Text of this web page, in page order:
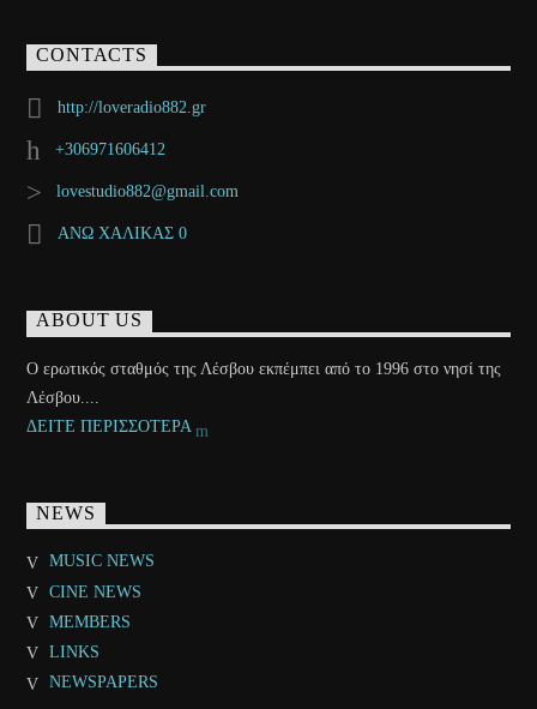
CONTACTS
http://loveradio882.gr
+306971606412
lovestudio882@gmail.com
ΑΝΩ ΧΑΛΙΚΑΣ 0
ABOUT US
Ο ερωτικός σταθμός της Λέσβου εκπέμπει από το 1996 στο νησί της
Λέσβου....
ΔΕΙΤΕ ΠΕΡΙΣΣΟΤΕΡΑ
NEWS
MUSIC NEWS
CINE NEWS
MEMBERS
LINKS
NEWSPAPERS